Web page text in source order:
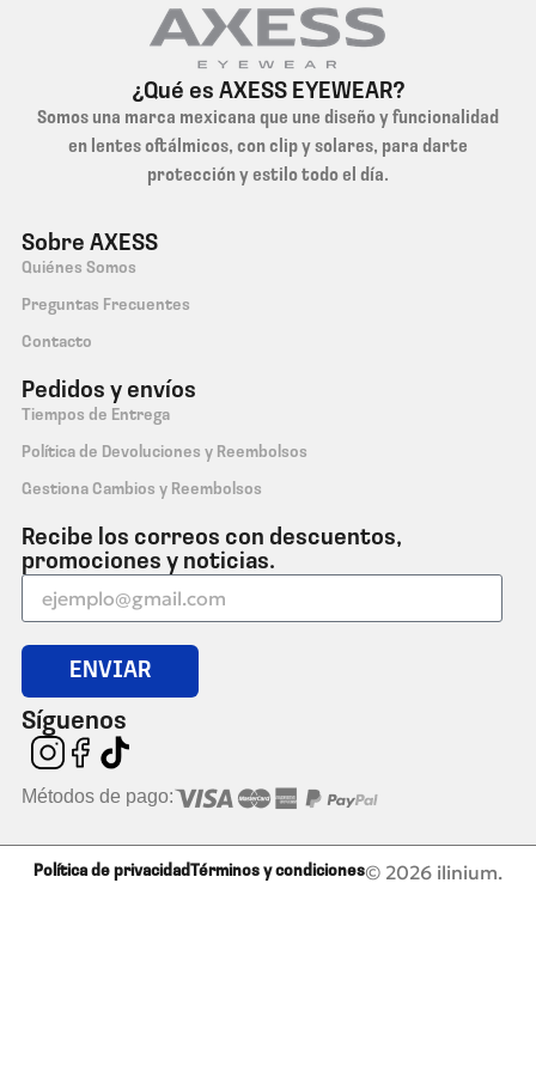
¿Qué es AXESS EYEWEAR?
Somos una marca mexicana que une diseño y funcionalidad
en lentes oftálmicos, con clip y solares, para darte
protección y estilo todo el día.
Sobre AXESS
Quiénes Somos
Preguntas Frecuentes
Contacto
Pedidos y envíos
Tiempos de Entrega
Política de Devoluciones y Reembolsos
Gestiona Cambios y Reembolsos
Recibe los correos con descuentos,
promociones y noticias.
ENVIAR
Síguenos
Métodos de pago:
© 2026 ilinium.
Política de privacidadTérminos y condiciones